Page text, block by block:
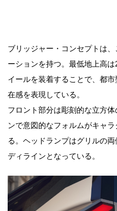
ブリッジャー・コンセプトは
ーションを持つ。最低地上高
イールを装着することで、都
在感を表現している。
フロント部分は彫刻的な立方
ンで意図的なフォルムがキャ
る。ヘッドランプはグリルの
ディラインとなっている。